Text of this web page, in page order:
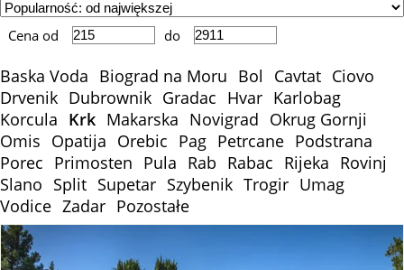
Cena od do
Baska Voda Biograd na Moru Bol Cavtat Ciovo
Drvenik Dubrownik Gradac Hvar Karlobag
Korcula Krk Makarska Novigrad Okrug Gornji
Omis Opatija Orebic Pag Petrcane Podstrana
Porec Primosten Pula Rab Rabac Rijeka Rovinj
Slano Split Supetar Szybenik Trogir Umag
Vodice Zadar Pozostałe